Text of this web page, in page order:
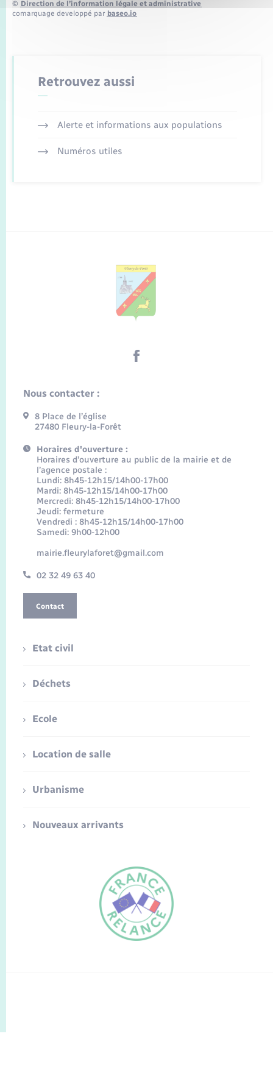
FR
© Direction de l’information légale et administrative
comarquage developpé par baseo.io
Retrouvez aussi
Alerte et informations aux populations
Numéros utiles
Nous contacter :
8 Place de l’église
27480 Fleury-la-Forêt
Horaires d'ouverture :
Horaires d’ouverture au public de la mairie et de
l’agence postale :
Lundi: 8h45-12h15/14h00-17h00
Mardi: 8h45-12h15/14h00-17h00
Mercredi: 8h45-12h15/14h00-17h00
Jeudi: fermeture
Vendredi : 8h45-12h15/14h00-17h00
Samedi: 9h00-12h00
mairie.fleurylaforet@gmail.com
02 32 49 63 40
Contact
Etat civil
Déchets
Ecole
Location de salle
Urbanisme
Nouveaux arrivants